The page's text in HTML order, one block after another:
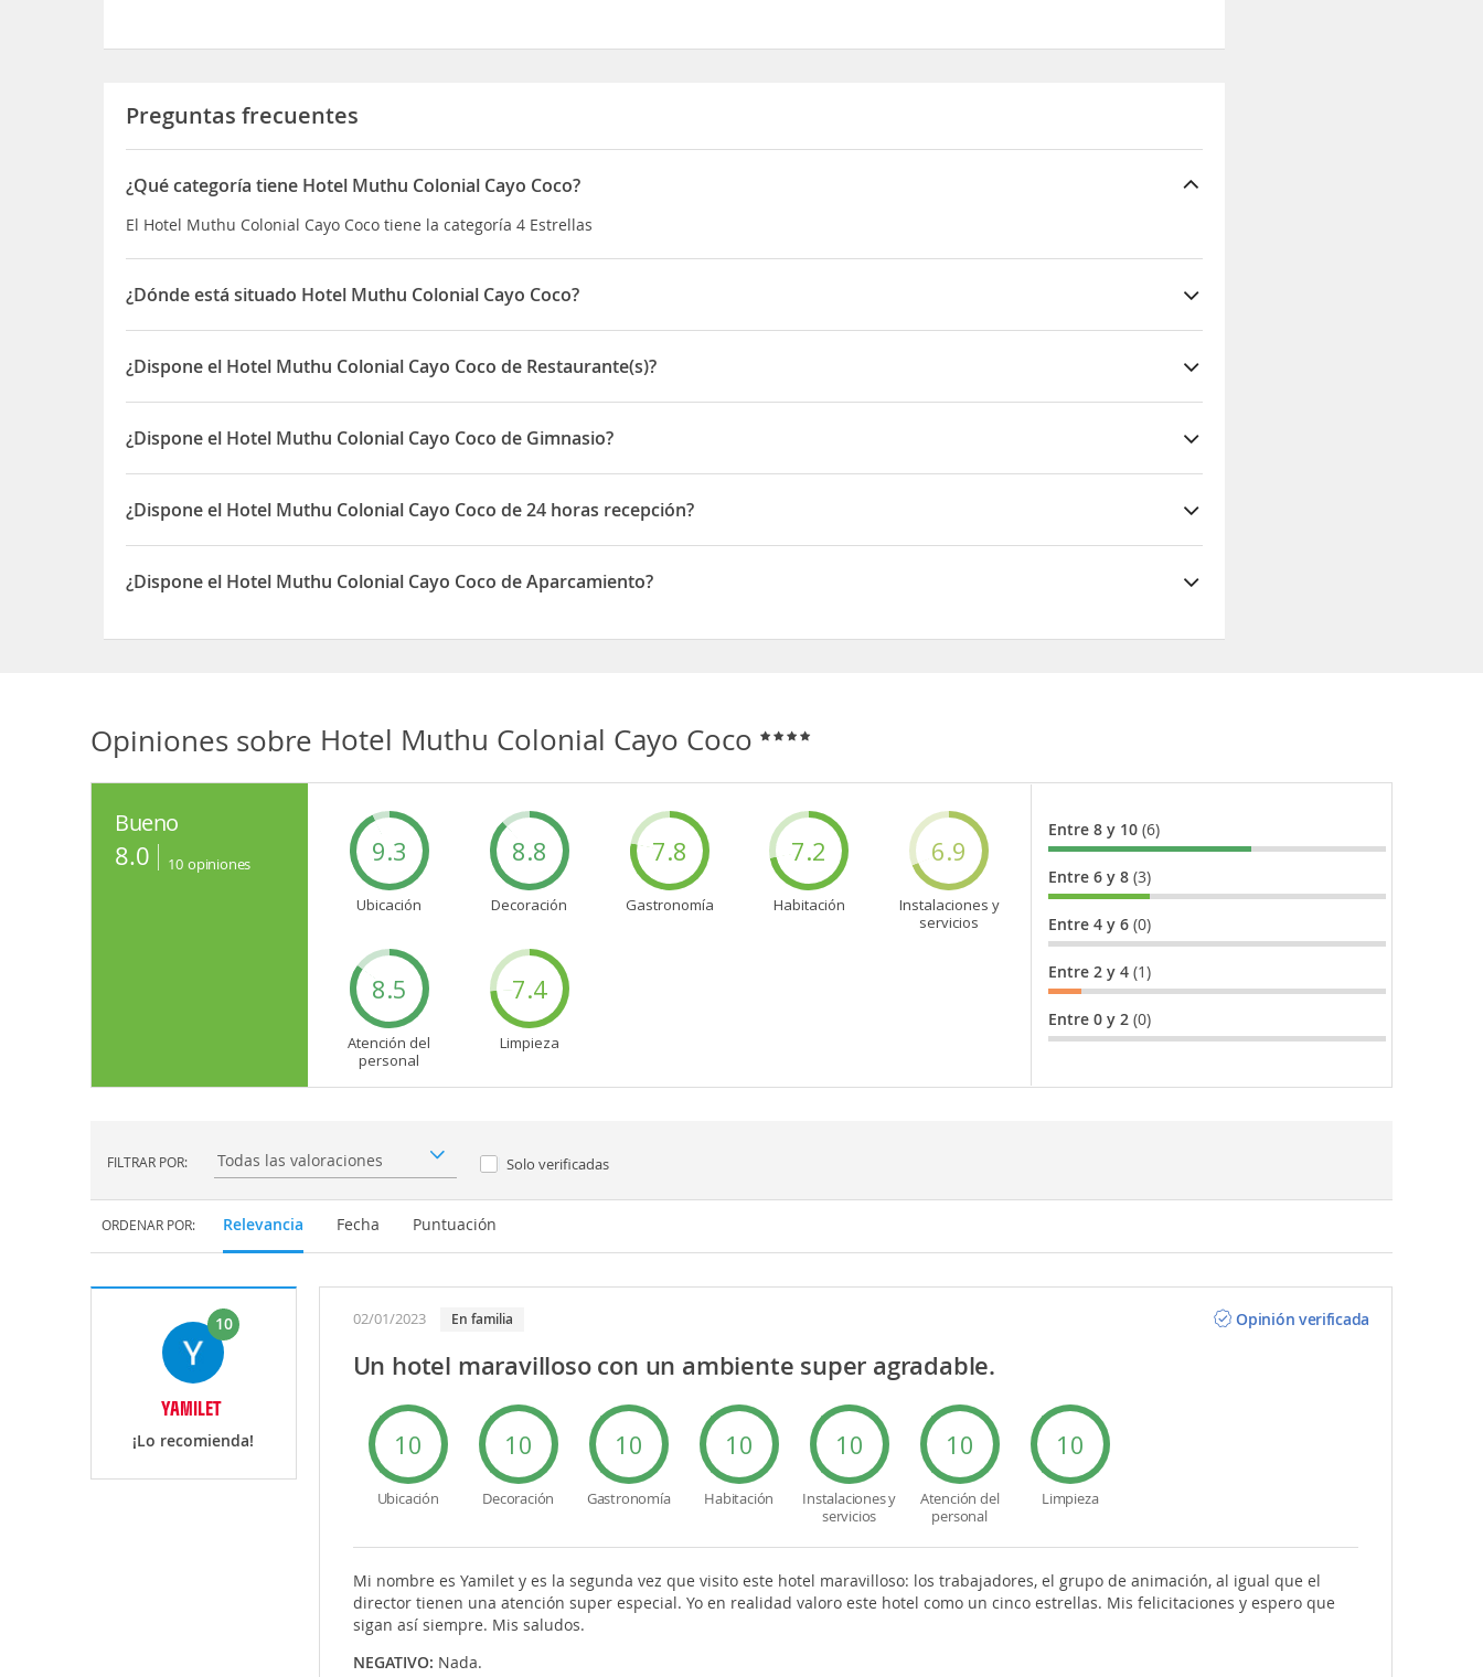
Preguntas frecuentes
¿Qué categoría tiene Hotel Muthu Colonial Cayo Coco?
El Hotel Muthu Colonial Cayo Coco tiene la categoría 4 Estrellas
¿Dónde está situado Hotel Muthu Colonial Cayo Coco?
El Hotel Muthu Colonial Cayo Coco está situado en Cayo Coco, Jardines del Rey, Ciego de Ãvila
¿Dispone el Hotel Muthu Colonial Cayo Coco de Restaurante(s)?
Sí, el Hotel Muthu Colonial Cayo Coco dispone de Restaurante(s)
¿Dispone el Hotel Muthu Colonial Cayo Coco de Gimnasio?
Sí, el Hotel Muthu Colonial Cayo Coco dispone de Gimnasio
¿Dispone el Hotel Muthu Colonial Cayo Coco de 24 horas recepción?
Sí, el Hotel Muthu Colonial Cayo Coco dispone de 24 horas recepción
¿Dispone el Hotel Muthu Colonial Cayo Coco de Aparcamiento?
Opiniones sobre Hotel Muthu Colonial Cayo Coco
Bueno
8.0 10 opiniones 9.3
Ubicación
8.8
Decoración
7.8
Gastronomía
7.2
Habitación
6.9
Instalaciones y
servicios
8.5
Atención del
personal
7.4
Limpieza
Entre 8 y 10 (6)
Entre 6 y 8 (3)
Entre 4 y 6 (0)
Entre 2 y 4 (1)
Entre 0 y 2 (0)
FILTRAR POR: Filtrar por: Solo verificadas
ORDENAR POR: Relevancia Fecha Puntuación
10
YAMILET
¡Lo recomienda!
02/01/2023 en familia Opinión verificada
Un hotel maravilloso con un ambiente super agradable.
10
Ubicación
10
Decoración
10
Gastronomía
10
Habitación
10
Instalaciones y
servicios
10
Atención del
personal
10
Limpieza
Mi nombre es Yamilet y es la segunda vez que visito este hotel maravilloso: los trabajadores, el grupo de animación, al igual que el
director tienen una atención super especial. Yo en realidad valoro este hotel como un cinco estrellas. Mis felicitaciones y espero que
sigan así siempre. Mis saludos.
NEGATIVO: Nada.